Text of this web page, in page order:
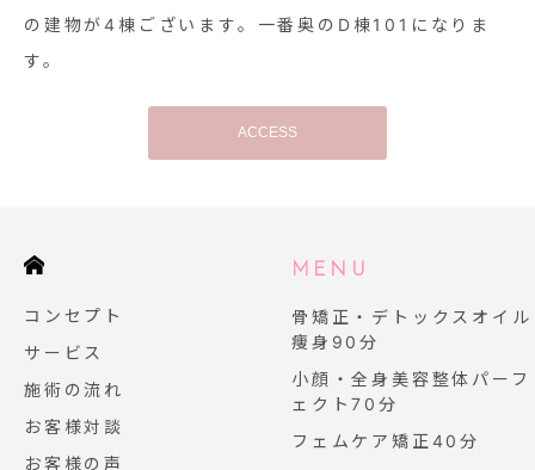
の建物が4棟ございます。一番奥のD棟101になりま
す。
ACCESS
コンセプト
サービス
施術の流れ
お客様対談
お客様の声
MENU
骨矯正・デトックスオイル
痩身90分
小顔・全身美容整体パーフ
ェクト70分
フェムケア矯正40分